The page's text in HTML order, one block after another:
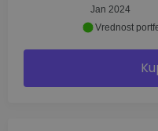
Jan 2024
Vrednost